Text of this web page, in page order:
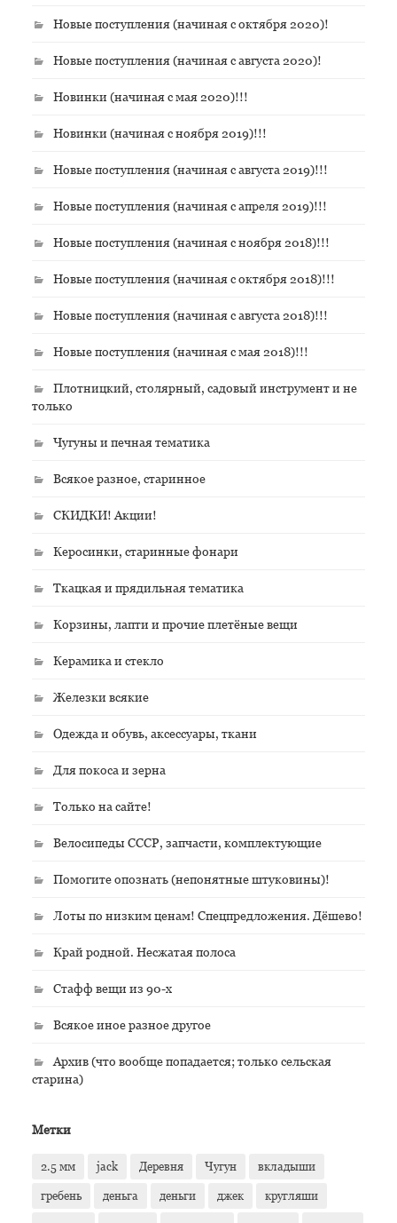
Новые поступления (начиная с октября 2020)!
Новые поступления (начиная с августа 2020)!
Новинки (начиная с мая 2020)!!!
Новинки (начиная с ноября 2019)!!!
Новые поступления (начиная с августа 2019)!!!
Новые поступления (начиная с апреля 2019)!!!
Новые поступления (начиная с ноября 2018)!!!
Новые поступления (начиная с октября 2018)!!!
Новые поступления (начиная с августа 2018)!!!
Новые поступления (начиная с мая 2018)!!!
Плотницкий, столярный, садовый инструмент и не
только
Чугуны и печная тематика
Всякое разное, старинное
СКИДКИ! Акции!
Керосинки, старинные фонари
Ткацкая и прядильная тематика
Корзины, лапти и прочие плетёные вещи
Керамика и стекло
Железки всякие
Одежда и обувь, аксессуары, ткани
Для покоса и зерна
Только на сайте!
Велосипеды СССР, запчасти, комплектующие
Помогите опознать (непонятные штуковины)!
Лоты по низким ценам! Спецпредложения. Дёшево!
Край родной. Несжатая полоса
Стафф вещи из 90-х
Всякое иное разное другое
Архив (что вообще попадается; только сельская
старина)
Метки
2.5 мм jack Деревня Чугун вкладыши
гребень деньга деньги джек кругляши